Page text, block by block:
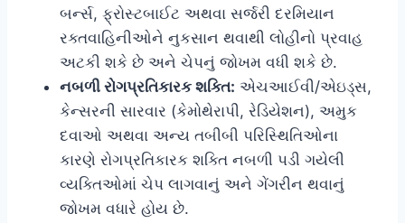
બર્ન્સ, ફ્રોસ્ટબાઈટ અથવા સર્જરી દરમિયાન
રક્તવાહિનીઓને નુકસાન થવાથી લોહીનો પ્રવાહ
અટકી શકે છે અને ચેપનું જોખમ વધી શકે છે.
નબળી રોગપ્રતિકારક શક્તિ: એચઆઈવી/એઇડ્સ,
કેન્સરની સારવાર (કેમોથેરાપી, રેડિયેશન), અમુક
દવાઓ અથવા અન્ય તબીબી પરિસ્થિતિઓના
કારણે રોગપ્રતિકારક શક્તિ નબળી પડી ગયેલી
વ્યક્તિઓમાં ચેપ લાગવાનું અને ગેંગરીન થવાનું
જોખમ વધારે હોય છે.